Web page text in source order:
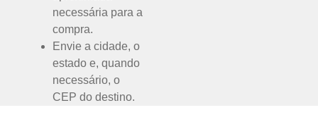
necessária para a
compra.
Envie a cidade, o
estado e, quando
necessário, o
CEP do destino.